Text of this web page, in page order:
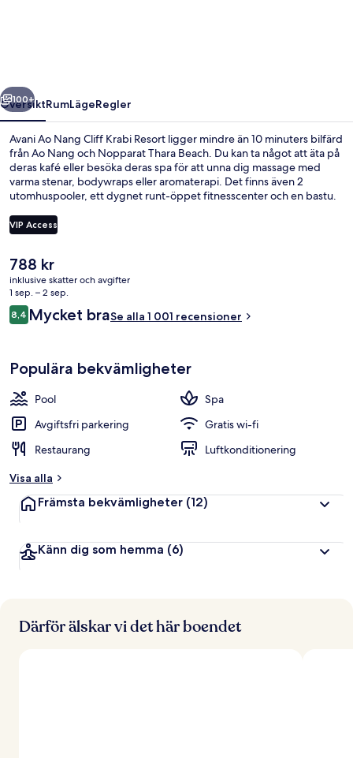
Nästa
100+
ÖversiktRumLägeRegler
Avani Ao Nang Cliff Krabi Resort ligger mindre än 10 minuters bilfärd
från Ao Nang och Nopparat Thara Beach. Du kan ta något att äta på
deras kafé eller besöka deras spa för att unna dig massage med
varma stenar, bodywraps eller aromaterapi. Det finns även 2
utomhuspooler, ett dygnet runt-öppet fitnesscenter och en bastu.
resenärer.
VIP Access
Det
nuvarande
priset
är
788 kr
788 kr
inklusive skatter och avgifter
1 sep. – 2 sep.
Recensioner
8,48,4 av 10,
Mycket braSe alla 1 001 recensioner
Populära bekvämligheter
Pool
Spa
Avgiftsfri parkering
Gratis wi-fi
Restaurang
Luftkonditionering
Visa alla
Främsta bekvämligheter (12)
Känn dig som hemma (6)
Därför älskar vi det här boendet